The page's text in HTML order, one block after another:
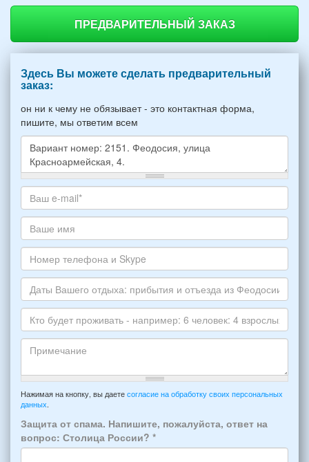
ПРЕДВАРИТЕЛЬНЫЙ ЗАКАЗ
Здесь Вы можете сделать предварительный
заказ:
он ни к чему не обязывает - это контактная форма,
пишите, мы ответим всем
Какое
жилье
хотите
снять,
укажите
пожалуйста
НОМЕР
варианта:
*
Ваш
адрес
электронной
почты
*
Ваше
имя
Номер
телефона
и
Skype
Даты
Вашего
отдыха:
прибытия
отъезда
из
Феодосии:
*
Кто
будет
-
например:
6
человек:
4
взрослых
Примечание
Нажимая на кнопку, вы даете согласие на обработку своих персональных
данных
Защита от спама. Напишите, пожалуйста, ответ на
вопрос: Столица России? *